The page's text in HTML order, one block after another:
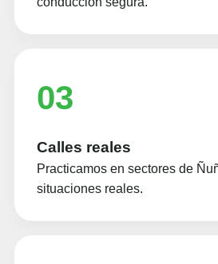
03
Calles reales
Practicamos en sectores de
situaciones reales.